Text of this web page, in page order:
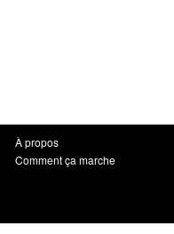
À propos
Comment ça marche